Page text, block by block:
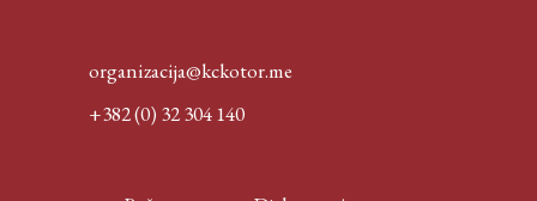
organizacija@kckotor.me
+382 (0) 32 304 140